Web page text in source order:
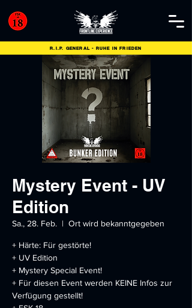
R.I.P. GENERAL - RUHE IN FRIEDEN
Mystery Event - UV
Edition
Sa., 28. Feb.
  |
Ort wird bekanntgegeben
+ Härte: Für gestörte!
+ UV Edition
+ Mystery Special Event!
+ Für diesen Event werden KEINE Infos zur
Verfügung gestellt!